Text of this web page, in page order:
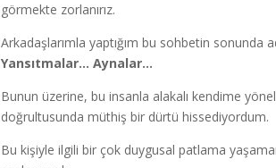
görmekte zorlanırız.
Arkadaşlarımla yaptığım bu sohbetin sonunda
Yansıtmalar… Aynalar…
Bunun üzerine, bu insanla alakalı kendime
doğrultusunda müthiş bir dürtü hissediyordum.
Bu kişiyle ilgili bir çok duygusal patlama